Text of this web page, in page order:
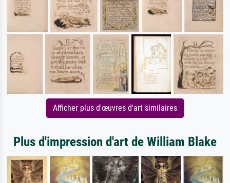
Afficher plus d'œuvres d'art similaires
Plus d'impression d'art de William Blake